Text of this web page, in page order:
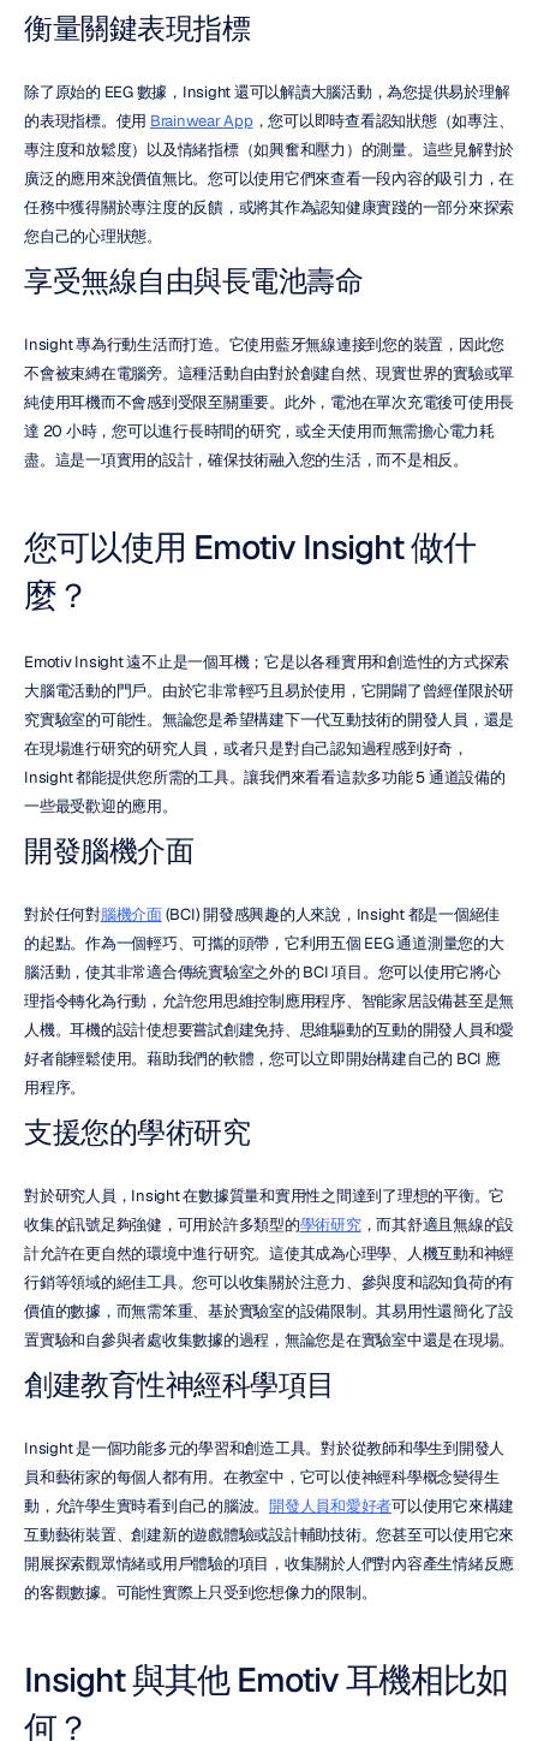
衡量關鍵表現指標
除了原始的 EEG 數據，Insight 還可以解讀大腦活動，為您提供易於理解
的表現指標。使用 Brainwear App，您可以即時查看認知狀態（如專注、
專注度和放鬆度）以及情緒指標（如興奮和壓力）的測量。這些見解對於
廣泛的應用來說價值無比。您可以使用它們來查看一段內容的吸引力，在
任務中獲得關於專注度的反饋，或將其作為認知健康實踐的一部分來探索
您自己的心理狀態。
享受無線自由與長電池壽命
Insight 專為行動生活而打造。它使用藍牙無線連接到您的裝置，因此您
不會被束縛在電腦旁。這種活動自由對於創建自然、現實世界的實驗或單
純使用耳機而不會感到受限至關重要。此外，電池在單次充電後可使用長
達 20 小時，您可以進行長時間的研究，或全天使用而無需擔心電力耗
盡。這是一項實用的設計，確保技術融入您的生活，而不是相反。
您可以使用 Emotiv Insight 做什
麼？
Emotiv Insight 遠不止是一個耳機；它是以各種實用和創造性的方式探索
大腦電活動的門戶。由於它非常輕巧且易於使用，它開闢了曾經僅限於研
究實驗室的可能性。無論您是希望構建下一代互動技術的開發人員，還是
在現場進行研究的研究人員，或者只是對自己認知過程感到好奇，
Insight 都能提供您所需的工具。讓我們來看看這款多功能 5 通道設備的
一些最受歡迎的應用。
開發腦機介面
對於任何對腦機介面 (BCI) 開發感興趣的人來說，Insight 都是一個絕佳
的起點。作為一個輕巧、可攜的頭帶，它利用五個 EEG 通道測量您的大
腦活動，使其非常適合傳統實驗室之外的 BCI 項目。您可以使用它將心
理指令轉化為行動，允許您用思維控制應用程序、智能家居設備甚至是無
人機。耳機的設計使想要嘗試創建免持、思維驅動的互動的開發人員和愛
好者能輕鬆使用。藉助我們的軟體，您可以立即開始構建自己的 BCI 應
用程序。
支援您的學術研究
對於研究人員，Insight 在數據質量和實用性之間達到了理想的平衡。它
收集的訊號足夠強健，可用於許多類型的學術研究，而其舒適且無線的設
計允許在更自然的環境中進行研究。這使其成為心理學、人機互動和神經
行銷等領域的絕佳工具。您可以收集關於注意力、參與度和認知負荷的有
價值的數據，而無需笨重、基於實驗室的設備限制。其易用性還簡化了設
置實驗和自參與者處收集數據的過程，無論您是在實驗室中還是在現場。
創建教育性神經科學項目
Insight 是一個功能多元的學習和創造工具。對於從教師和學生到開發人
員和藝術家的每個人都有用。在教室中，它可以使神經科學概念變得生
動，允許學生實時看到自己的腦波。 開發人員和愛好者可以使用它來構建
互動藝術裝置、創建新的遊戲體驗或設計輔助技術。您甚至可以使用它來
開展探索觀眾情緒或用戶體驗的項目，收集關於人們對內容產生情緒反應
的客觀數據。可能性實際上只受到您想像力的限制。
Insight 與其他 Emotiv 耳機相比如
何？